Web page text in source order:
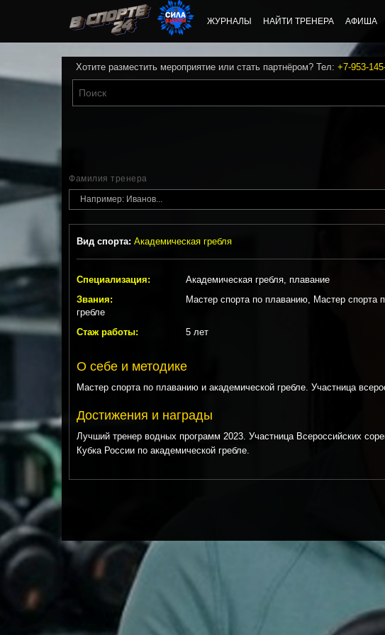
ЖУРНАЛЫ НАЙТИ ТРЕНЕРА АФИША
Хотите разместить мероприятие или стать партнёром? Тел: +7-953-
Фамилия тренера
Вид спорта: Академическая гребля
Специализация:
Академическая гребля, плавание
Звания:
Мастер спорта по плаванию, Мастер спорта
гребле
Стаж работы:
5 лет
О себе и методике
Мастер спорта по плаванию и академической гребле. Участница
Достижения и награды
Лучший тренер водных программ 2023. Участница Всероссийских
Кубка России по академической гребле.